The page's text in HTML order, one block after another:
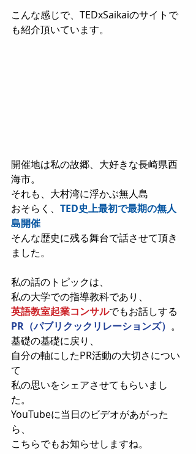
こんな感じで、TEDxSaikaiのサイトで
も紹介頂いています。
開催地は私の故郷、大好きな長崎県西
海市。
それも、大村湾に浮かぶ無人島
おそらく、 TED史上最初で最期の無人
島開催
そんな歴史に残る舞台で話させて頂き
ました。
私の話のトピックは、
私の大学での指導教科であり、
英語教室起業コンサルでもお話しする
PR（パブリクックリレーションズ） 。
基礎の基礎に戻り、
自分の軸にしたPR活動の大切さについ
て
私の思いをシェアさせてもらいまし
た。
YouTubeに当日のビデオがあがった
ら、
こちらでもお知らせしますね。